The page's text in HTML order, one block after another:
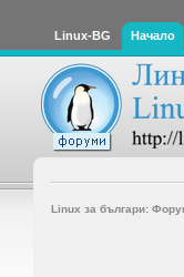
Linux-BG Начало
Linux за българи: